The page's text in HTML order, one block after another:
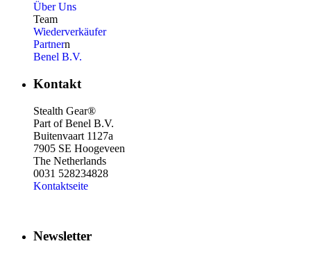
Über Uns
Team
Wiederverkäufer
Partnern
Benel B.V.
Kontakt
Stealth Gear®
Part of Benel B.V.
Buitenvaart 1127a
7905 SE Hoogeveen
The Netherlands
0031 528234828
Kontaktseite
Newsletter